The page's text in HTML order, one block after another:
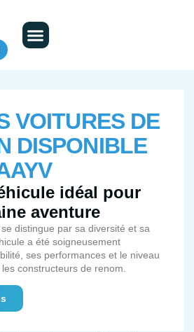
VOITURES DE
DISPONIBLE
idéal pour
aventure
distingue par sa diversité et sa
a été soigneusement
ses performances et le niveau
constructeurs de renom.